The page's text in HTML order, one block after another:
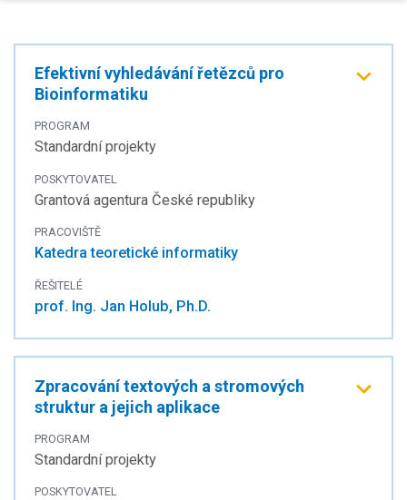
Efektivní vyhledávání řetězců pro
Bioinformatiku
PROGRAM
Standardní projekty
POSKYTOVATEL
Grantová agentura České republiky
PRACOVIŠTĚ
Katedra teoretické informatiky
ŘEŠITELÉ
prof. Ing. Jan Holub, Ph.D.
Zpracování textových a stromových
struktur a jejich aplikace
PROGRAM
Standardní projekty
POSKYTOVATEL